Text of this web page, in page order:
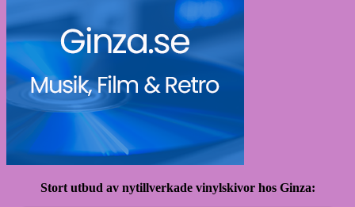
Stort utbud av nytillverkade vinylskivor hos Ginza: